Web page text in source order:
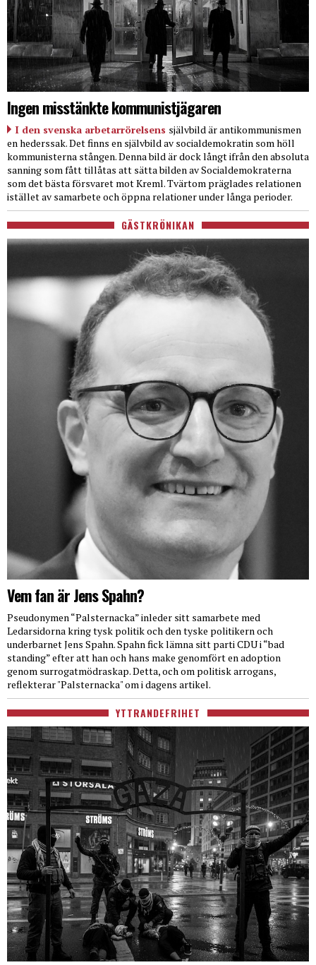
Ingen misstänkte kommunistjägaren
I den svenska arbetarrörelsens självbild är antikommunismen
en hederssak. Det finns en självbild av socialdemokratin som höll
kommunisterna stången. Denna bild är dock långt ifrån den absoluta
sanning som fått tillåtas att sätta bilden av Socialdemokraterna
som det bästa försvaret mot Kreml. Tvärtom präglades relationen
istället av samarbete och öppna relationer under långa perioder.
GÄSTKRÖNIKAN
Vem fan är Jens Spahn?
Pseudonymen “Palsternacka” inleder sitt samarbete med
Ledarsidorna kring tysk politik och den tyske politikern och
underbarnet Jens Spahn. Spahn fick lämna sitt parti CDU i “bad
standing” efter att han och hans make genomfört en adoption
genom surrogatmödraskap. Detta, och om politisk arrogans,
reflekterar "Palsternacka" om i dagens artikel.
YTTRANDEFRIHET